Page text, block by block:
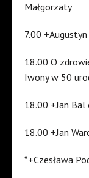
Małgorzaty
7.00
18.00 O
Iwony w 50
18.00 +Jan Bal
18.00 +Jan
*+Czesława